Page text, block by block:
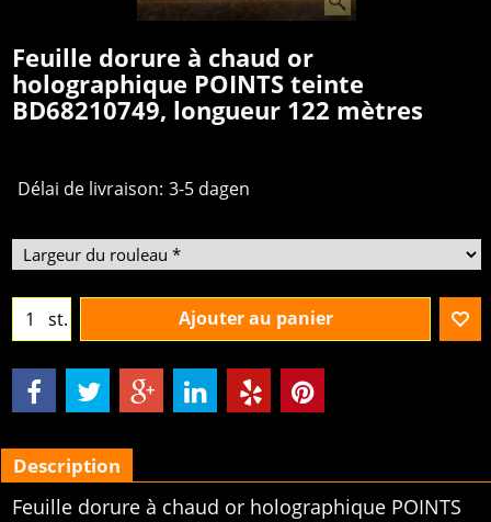
Feuille dorure à chaud or
holographique POINTS teinte
BD68210749, longueur 122 mètres
Délai de livraison: 3-5 dagen
st. Ajouter au panier
Description
Feuille dorure à chaud or holographique POINTS